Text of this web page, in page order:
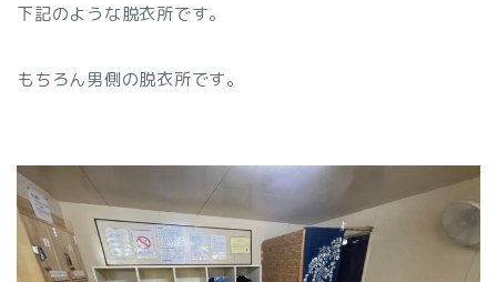
下記のような脱衣所です。
もちろん男側の脱衣所です。